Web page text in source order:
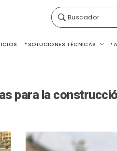
Buscador
SOLUCIONES TÉCNICAS
para la